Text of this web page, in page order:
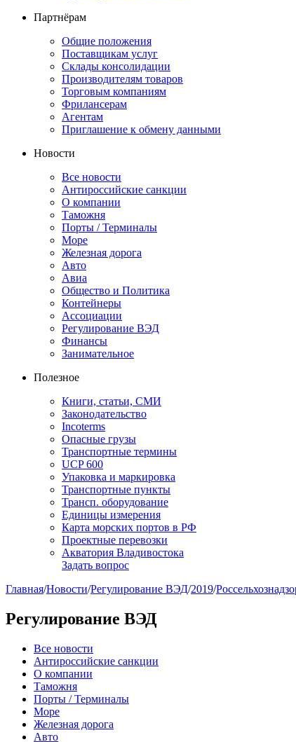
Партнёрам
Общие положения
Поставщикам услуг
Склады консолидации
Производителям товаров
Торговым компаниям
Фрилансерам
Агентам
Приглашение к обмену данными
Новости
Все новости
Антироссийские санкции
О компании
Таможня
Порты / Терминалы
Море
Железная дорога
Авто
Авиа
Общество и Политика
Контейнеры
Ассоциации
Регулирование ВЭД
Финансы
Занимательное
Полезное
Книги, статьи, СМИ
Законодательство
Incoterms
Опасные грузы
Транспортные термины
UCP 600
Упаковка и маркировка
Транспортные пункты
Трансп. оборудование
Единицы измерения
Карта морских портов в РФ
Проектные перевозки
Акватория Владивостока
Задать вопрос
Главная/Новости/Регулирование ВЭД/2019/
Регулирование ВЭД
Все новости
Антироссийские санкции
О компании
Таможня
Порты / Терминалы
Море
Железная дорога
Авто